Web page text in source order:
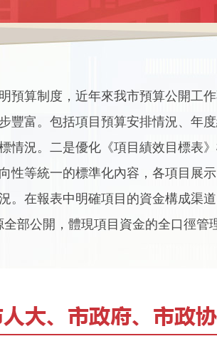
預算制度，近年來我市預算公開工
豐富。包括項目預算安排情況、年
情況。二是優化《項目績效目標表
性等統一的標準化內容，各項目展
。在報表中明確項目的資金構成渠
部公開，體現項目資金的全口徑管